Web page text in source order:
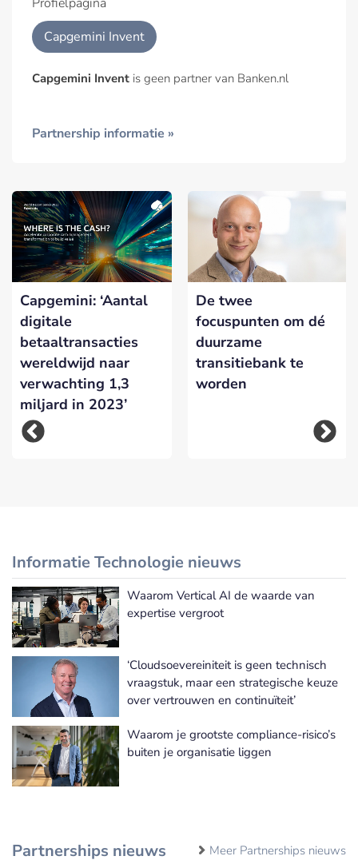
Capgemini Invent
Capgemini Invent is geen partner van Banken.nl
Partnership informatie »
Capgemini: ‘Aantal
digitale
betaaltransacties
wereldwijd naar
verwachting 1,3
miljard in 2023’
De twee
focuspunten om dé
duurzame
transitiebank te
worden
Informatie Technologie nieuws
Meer Informatie Technologie nieuws
Waarom Vertical AI de waarde van
expertise vergroot
‘Cloudsoevereiniteit is geen technisch
vraagstuk, maar een strategische keuze
over vertrouwen en continuïteit’
Waarom je grootste compliance-risico’s
buiten je organisatie liggen
Partnerships nieuws Meer Partnerships nieuws